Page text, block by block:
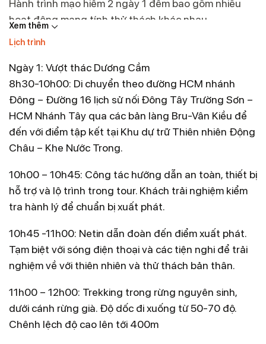
Hành trình mạo hiểm 2 ngày 1 đêm bao gồm nhiều
hoạt động mang tính thử thách khác nhau.
THÔNG TIN CƠ BẢN
Lịch tour: Khởi hành hàng ngày .
Mức độ mạo hiểm: Mức độ đủ khó, yêu cầu có thể lực
ổn, tốt nhất là đã từng tham gia các hoạt động mang
tính vận động cao.
Số khách mỗi tour: Tối đa 10 khách; 12 tuổi trở lên
Quãng đường: 7km trekking trong rừng già và chinh
phục suối và thác; 100m thử thách đu dây vượt thác;
Chênh lệch độ cao trekking trong rừng 400m.
Loại tour: Tour ghép; Tour riêng
vẻ đẹp hiếm có. Rừng tự nhiên đại ngàn trùng điệp 2
bên đường Trường Sơn uốn lượn cùng những khe
suối tạo nên cảnh quan như những bức tranh vẽ nên
mọi ánh nhìn của người đam mê trải nghiệm.
Họ bỏ lại sau lưng chốn xô bồ, đến với rừng núi, thác
Xem thêm
Lịch trình
Ngày 1: Vượt thác Dương Cầm
8h30-10h00: Di chuyển theo đường HCM nhánh
Đông – Đường 16 lịch sử nối Đông Tây Trường Sơn –
HCM Nhánh Tây qua các bản làng Bru-Vân Kiều để
đến với điểm tập kết tại Khu dự trữ Thiên nhiên Động
Châu – Khe Nước Trong.
10h00 – 10h45: Công tác hướng dẫn an toàn, thiết bị
hỗ trợ và lộ trình trong tour. Khách trải nghiệm kiểm
tra hành lý để chuẩn bị xuất phát.
10h45 -11h00: Netin dẫn đoàn đến điểm xuất phát.
Tạm biệt với sóng điện thoại và các tiện nghi để trải
nghiệm về với thiên nhiên và thử thách bản thân.
11h00 – 12h00: Trekking trong rừng nguyên sinh,
dưới cánh rừng già. Độ dốc đi xuống từ 50-70 độ.
Chênh lệch độ cao lên tới 400m